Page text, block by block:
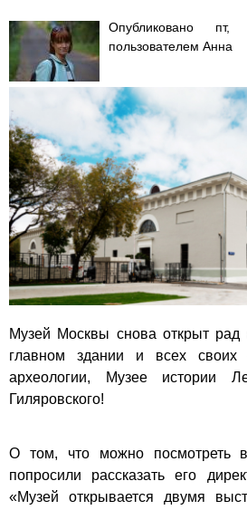
Опубликовано пт,
пользователем Анна
Музей Москвы снова открыт рад
главном здании и всех
археологии, Музее истории
Гиляровского!
О том, что можно посмотреть
попросили рассказать его
«Музей открывается двумя